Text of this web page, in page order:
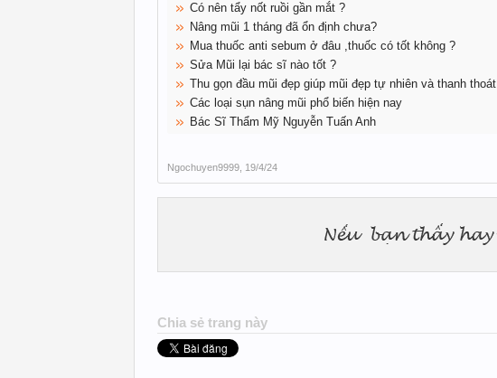
Có nên tẩy nốt ruồi gần mắt ?
Nâng mũi 1 tháng đã ổn định chưa?
Mua thuốc anti sebum ở đâu ,thuốc có tốt không ?
Sửa Mũi lại bác sĩ nào tốt ?
Thu gọn đầu mũi đẹp giúp mũi đẹp tự nhiên và thanh thoát
Các loại sụn nâng mũi phổ biến hiện nay
Bác Sĩ Thẩm Mỹ Nguyễn Tuấn Anh
Ngochuyen9999 19/4/24
Chia sẻ trang này